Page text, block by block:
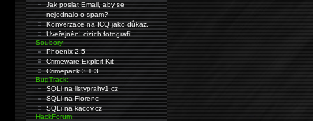
Jak poslat Email, aby se
nejednalo o spam?
Konverzace na ICQ jako důkaz.
Uveřejnění cizích fotografií
Soubory:
Phoenix 2.5
Crimeware Exploit Kit
Crimepack 3.1.3
BugTrack:
SQLi na listyprahy1.cz
SQLi na Florenc
SQLi na kacov.cz
HackForum: